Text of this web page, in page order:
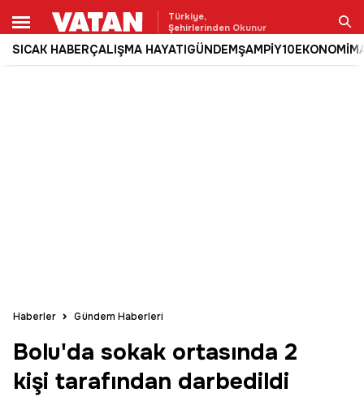
Türkiye,
Şehirlerinden Okunur
SICAK HABERÇALIŞMA HAYATIGÜNDEMŞAMPİY10EKONOMİ
Ara
Haberler Gündem Haberleri
Bolu'da sokak ortasında 2
kişi tarafından darbedildi